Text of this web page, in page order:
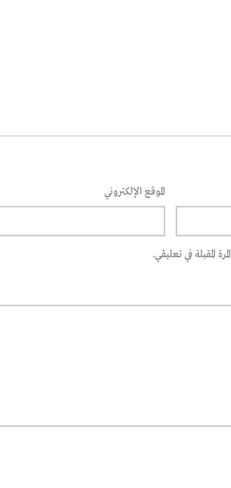
الموقع الإلكتروني
المقبلة في تعليقي.